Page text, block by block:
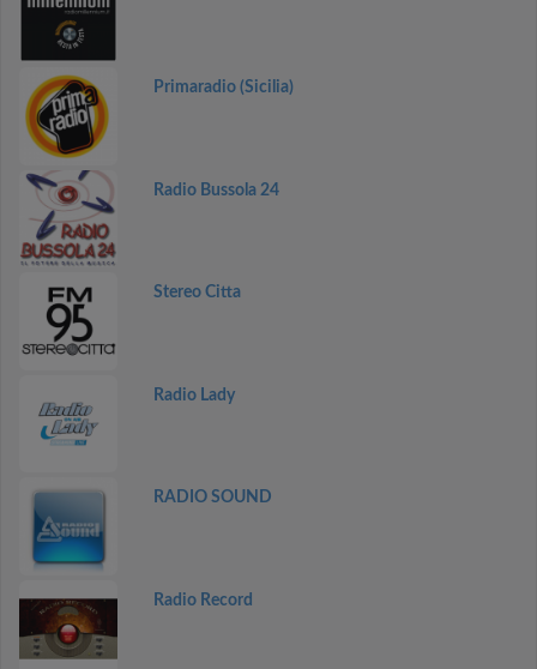
Primaradio (Sicilia)
Radio Bussola 24
Stereo Citta
Radio Lady
RADIO SOUND
Radio Record